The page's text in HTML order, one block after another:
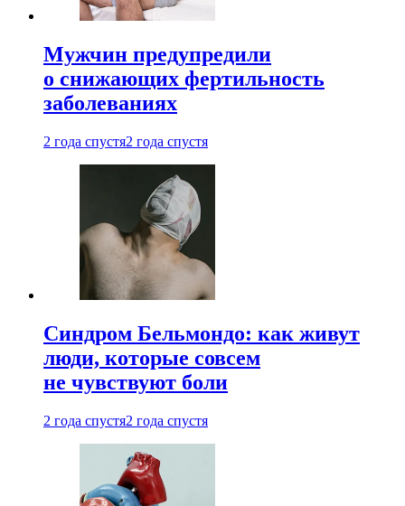
Мужчин предупредили
о снижающих фертильность
заболеваниях
2 года спустя2 года спустя
Синдром Бельмондо: как живут
люди, которые совсем
не чувствуют боли
2 года спустя2 года спустя